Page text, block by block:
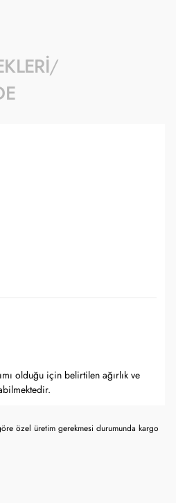
olduğu için belirtilen ağırlık ve
özel üretim gerekmesi durumunda kargo